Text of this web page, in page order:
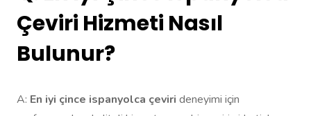
Çeviri Hizmeti Nasıl
Bulunur?
A: En iyi çince ispanyolca çeviri deneyimi için